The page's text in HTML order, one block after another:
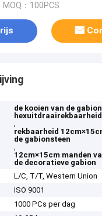
MOQ：100PCS
de kooien van de
hexuitdraairekbaarheid
,
rekbaarheid
de gabionsteen
,
12cm×15cm manden
de decoratieve gabion
L/C, T/T, Western Union
ISO 9001
1000 PCs per dag